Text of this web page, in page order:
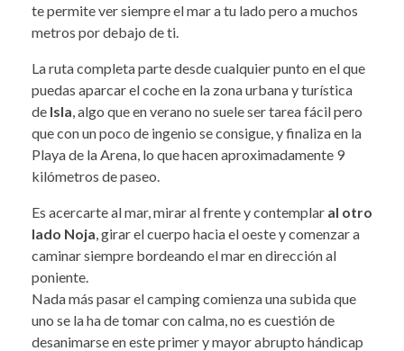
te permite ver siempre el mar a tu lado pero a muchos
metros por debajo de ti.
La ruta completa parte desde cualquier punto en el que
puedas aparcar el coche en la zona urbana y turística
de Isla , algo que en verano no suele ser tarea fácil pero
que con un poco de ingenio se consigue, y finaliza en la
Playa de la Arena, lo que hacen aproximadamente 9
kilómetros de paseo.
Es acercarte al mar, mirar al frente y contemplar al otro
lado Noja , girar el cuerpo hacia el oeste y comenzar a
caminar siempre bordeando el mar en dirección al
poniente.
Nada más pasar el camping comienza una subida que
uno se la ha de tomar con calma, no es cuestión de
desanimarse en este primer y mayor abrupto hándicap